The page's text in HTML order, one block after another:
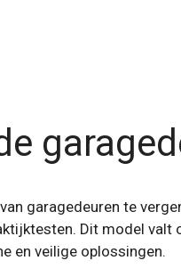
garagedeuren te
Dit model valt
en veilige oplossingen.